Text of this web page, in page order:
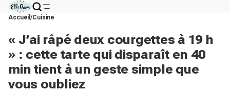
Accueil Cuisine
« J’ai râpé deux courgettes à 19 h
» : cette tarte qui disparaît en 40
min tient à un geste simple que
vous oubliez